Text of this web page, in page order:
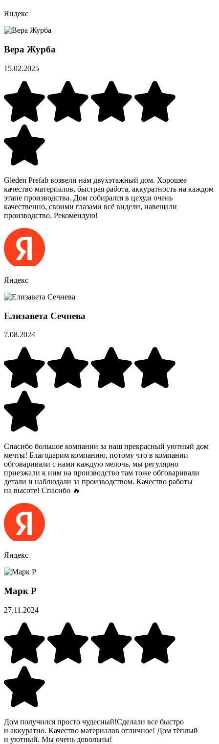
Яндекс
Вера Журба
15.02.2025
Gleden Prefab возвели нам двухэтажный дом. Хорошее
качество материалов, быстрая работа, аккуратность на каждом
этапе производства. Дом собирался в цеху,и очень
качественно, своими глазами всё видели, навещали
производство. Рекомендую!
Яндекс
Елизавета Сечнева
7.08.2024
Спасибо большое компании за наш прекрасный уютный дом
мечты! Благодарим компанию, потому что в компании
обговаривали с нами каждую мелочь, мы регулярно
приезжали к ним на производство там тоже обговаривали
детали и наблюдали за производством. Качество работы
на высоте! Спасибо 🔥
Яндекс
Марк Р
27.11.2024
Дом получился просто чудесный!Сделали все быстро
и аккуратно. Качество материалов отличное! Дом тёплый
и уютный. Мы очень довольны!